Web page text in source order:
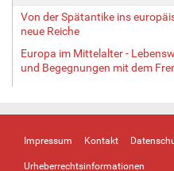
Von der Spätantike ins
neue Reiche
Europa im Mittelalter -
und Begegnungen mit dem
Impressum Kontakt
Urheberrechtsinformationen